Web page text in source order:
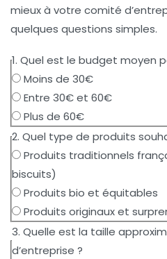
mieux à votre comité
quelques questions simples.
1. Quel est le budget moyen
Moins de 30€
Entre 30€ et 60€
Plus de 60€
2. Quel type de produits
Produits traditionnels
biscuits)
Produits bio et équitables
Produits originaux et
3. Quelle est la taille
d’entreprise ?